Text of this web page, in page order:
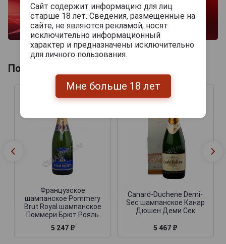
Похожие Шампанские
Французское
шампанское Pommery
Brut Royal шампанское
Поммери Брют Рояль
5 247 ₽
Canard-Duchene Demi-
Sec шампанское Канар
Дюшен Деми Сек
5 467 ₽
Сайт содержит информацию для лиц
старше 18 лет. Сведения, размещенные на
сайте, не являются рекламой, носят
исключительно информационный
характер и предназначены исключительно
для личного пользования.
Мне больше 18 лет